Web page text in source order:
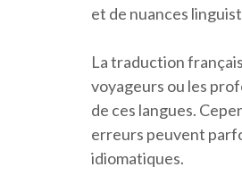
et de nuances
La traduction
voyageurs ou les
de ces langues.
erreurs peuvent
idiomatiques.